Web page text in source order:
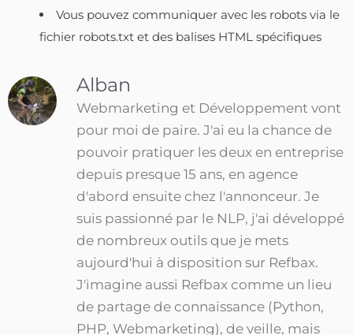
Vous pouvez communiquer avec les robots via le
fichier robots.txt et des balises HTML spécifiques
Alban
Webmarketing et Développement vont
pour moi de paire. J'ai eu la chance de
pouvoir pratiquer les deux en entreprise
depuis presque 15 ans, en agence
d'abord ensuite chez l'annonceur. Je
suis passionné par le NLP, j'ai développé
de nombreux outils que je mets
aujourd'hui à disposition sur Refbax.
J'imagine aussi Refbax comme un lieu
de partage de connaissance (Python,
PHP, Webmarketing), de veille, mais